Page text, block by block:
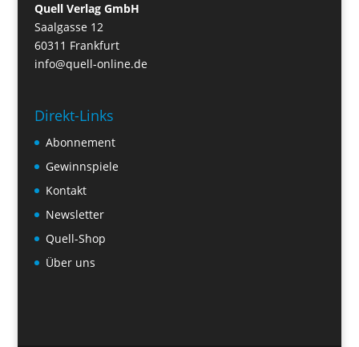
Quell Verlag GmbH
Saalgasse 12
60311 Frankfurt
info@quell-online.de
Direkt-Links
Abonnement
Gewinnspiele
Kontakt
Newsletter
Quell-Shop
Über uns